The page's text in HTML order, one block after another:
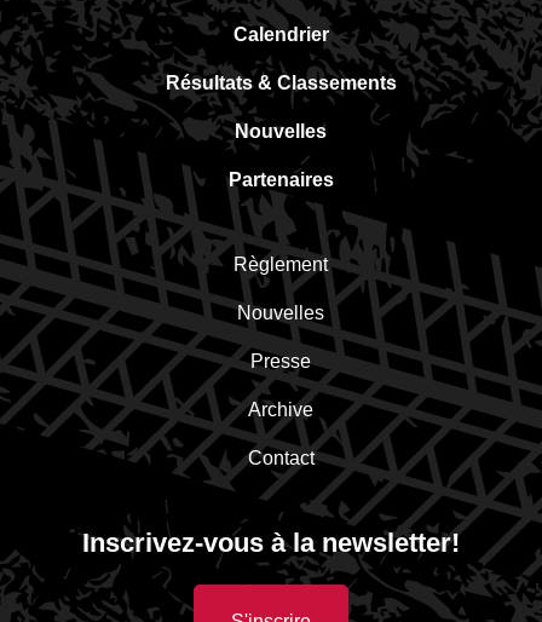
Calendrier
Résultats & Classements
Nouvelles
Partenaires
Règlement
Nouvelles
Presse
Archive
Contact
Inscrivez-vous à la newsletter!